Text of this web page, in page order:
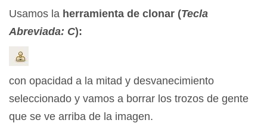
Usamos la herramienta de clonar (Tecla
Abreviada: C):
con opacidad a la mitad y desvanecimiento
seleccionado y vamos a borrar los trozos de gente
que se ve arriba de la imagen.